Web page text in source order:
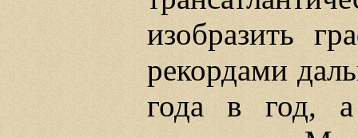
изобразить
рекордами
года в год,